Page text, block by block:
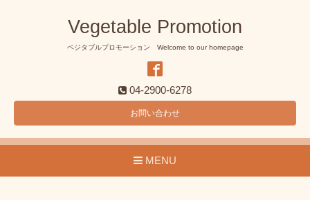
Vegetable Promotion
ベジタブルプロモーション Welcome to our homepage
04-2900-6278
お問い合わせ
MENU